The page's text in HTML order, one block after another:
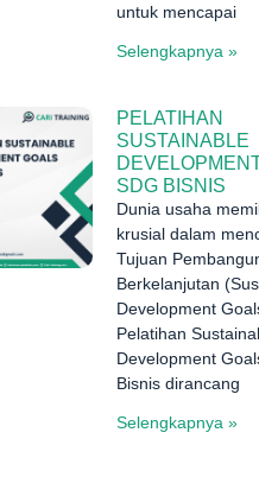
untuk mencapai
Selengkapnya »
PELATIHAN
SUSTAINABLE
SDG BISNIS
Dunia usaha
krusial dalam
Tujuan
Berkelanjutan
Development
Pelatihan
Development
Bisnis dirancang
Selengkapnya »